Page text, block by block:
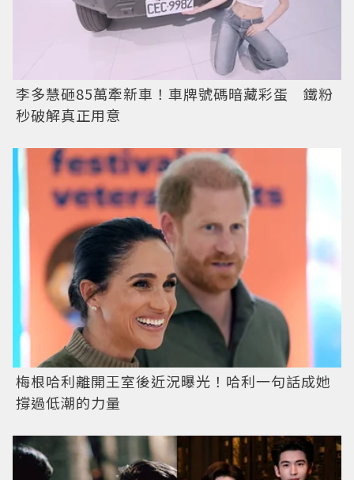
李多慧砸85萬牽新車！車牌號碼暗藏彩蛋 鐵粉
秒破解真正用意
梅根哈利離開王室後近況曝光！哈利一句話成她
撐過低潮的力量